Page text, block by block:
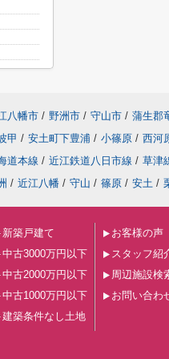
八幡市 / 野洲市 / 守山市 / 蒲生郡
甲 / 安土町下豊浦 / 小篠原 / 西河
道本線 / 近江鉄道八日市線 / 草津
/ 近江八幡 / 守山 / 篠原 / 安土 /
新築戸建て
中古3000万円以下
中古2000万円以下
中古1000万円以下
建築条件なし土地
お客様の声
スタッフ紹
周辺施設検
お問い合わ